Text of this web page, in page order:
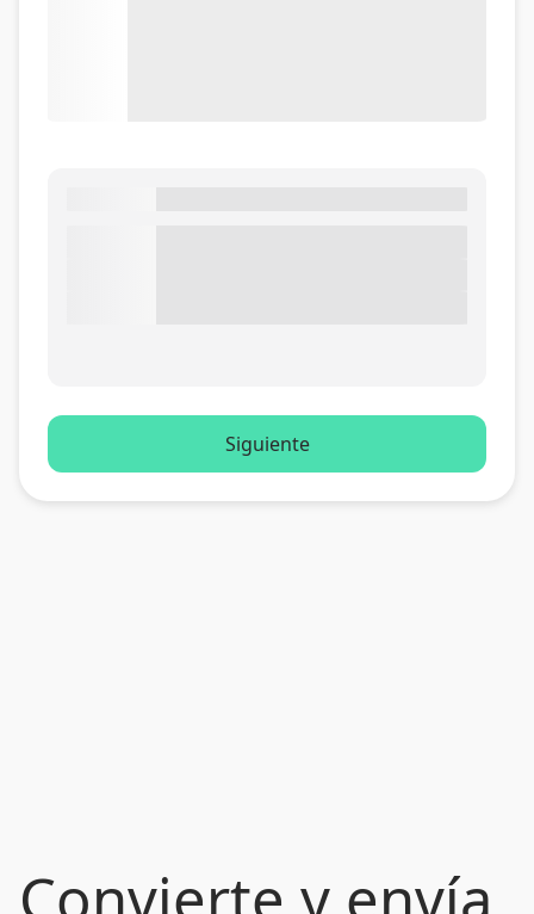
Convierte y envía
Siguiente